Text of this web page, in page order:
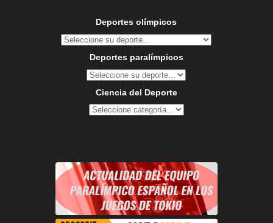
Deportes olímpicos
Deportes paralímpicos
Ciencia del Deporte